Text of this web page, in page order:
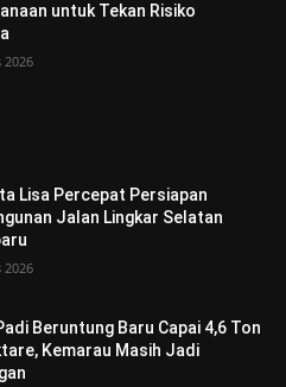
untuk Tekan Risiko
2026
Lisa Percepat Persiapan
Jalan Lingkar Selatan
2026
Beruntung Baru Capai 4,6 Ton
Kemarau Masih Jadi